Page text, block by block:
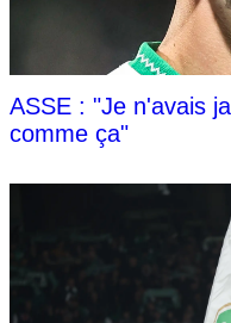
ASSE : "Je n'avais
comme ça"